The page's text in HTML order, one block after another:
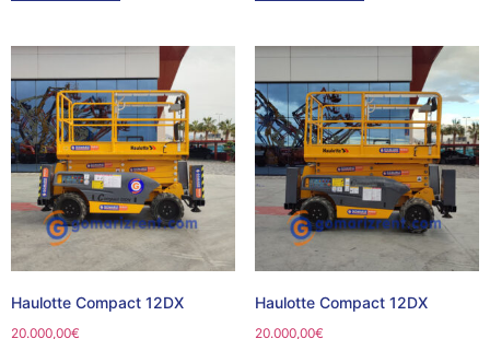
Haulotte Compact 12DX
20.000,00€
Haulotte Compact 12DX
20.000,00€